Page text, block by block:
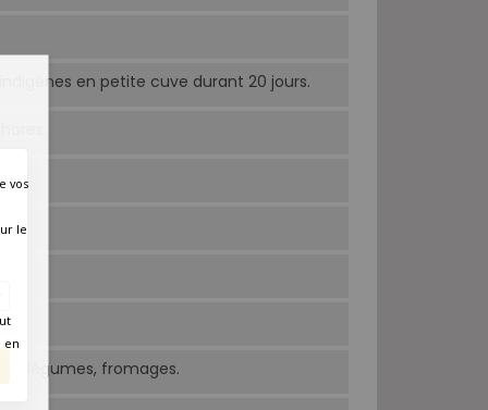
en petite cuve durant 20 jours.
légumes, fromages.
vos
le
en